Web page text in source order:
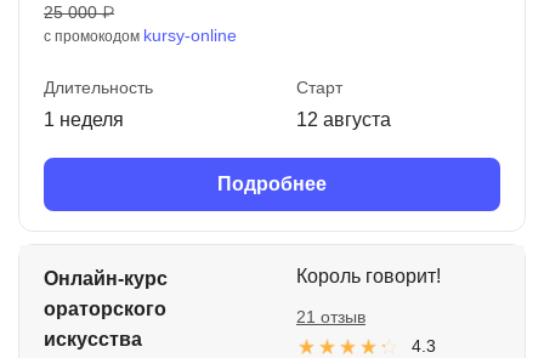
25 000 ₽
с промокодом kursy-online
Длительность
1 неделя
Старт
12 августа
Подробнее
Онлайн-курс
ораторского
искусства
Король говорит!
4.3
21 отзыв
Рейтинг онлайн-школ